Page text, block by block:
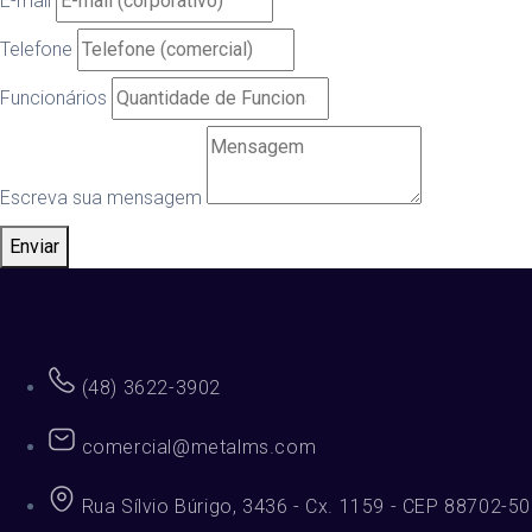
Telefone
Funcionários
Escreva sua mensagem
Enviar
(48) 3622-3902
comercial@metalms.com
Rua Sílvio Búrigo, 3436 - Cx. 1159 - CEP 88702-